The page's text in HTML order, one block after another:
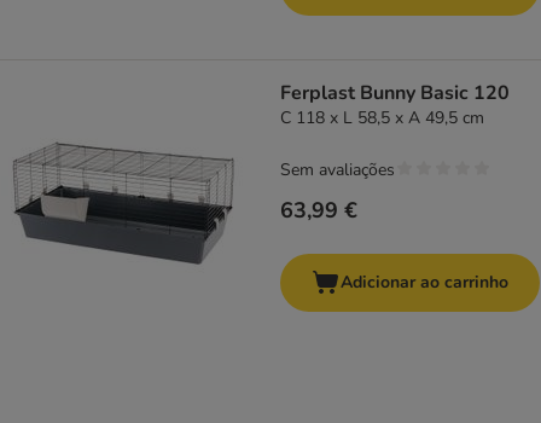
Ferplast Bunny Basic 120
C 118 x L 58,5 x A 49,5 cm
63,99 €
Sem avaliações
Adicionar ao carrinho